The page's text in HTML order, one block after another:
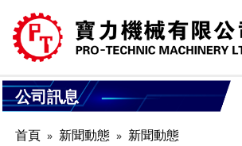
公司訊息
首頁 新聞動態 新聞動態